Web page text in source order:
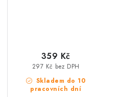
Skladem do 10
pracovních dní
297 Kč bez DPH
359 Kč